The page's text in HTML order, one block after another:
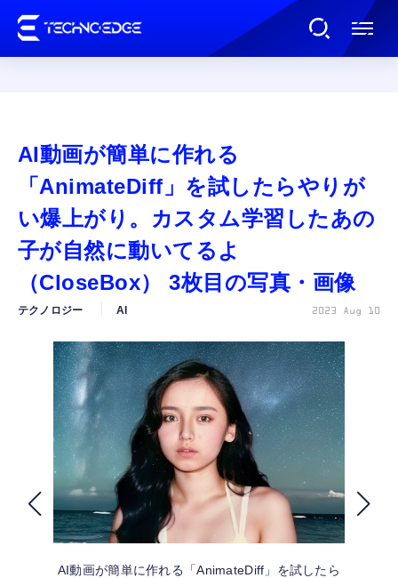
AI
ガジェット
ゲーム
カルチャー
公式ストア
FOLLOW US
AI動画が簡単に作れる
「AnimateDiff」を試したらやりが
い爆上がり。カスタム学習したあの
子が自然に動いてるよ
（CloseBox） 3枚目の写真・画像
テクノロジー AI 2023 Aug 10
AI動画が簡単に作れる「AnimateDiff」を試したら